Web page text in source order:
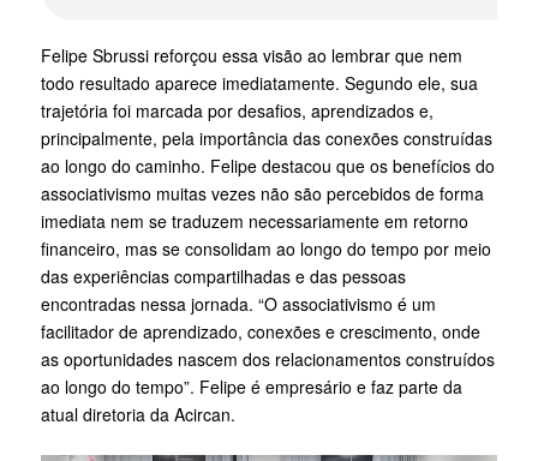
Felipe Sbrussi reforçou essa visão ao lembrar que nem
todo resultado aparece imediatamente. Segundo ele, sua
trajetória foi marcada por desafios, aprendizados e,
principalmente, pela importância das conexões construídas
ao longo do caminho. Felipe destacou que os benefícios do
associativismo muitas vezes não são percebidos de forma
imediata nem se traduzem necessariamente em retorno
financeiro, mas se consolidam ao longo do tempo por meio
das experiências compartilhadas e das pessoas
encontradas nessa jornada. “O associativismo é um
facilitador de aprendizado, conexões e crescimento, onde
as oportunidades nascem dos relacionamentos construídos
ao longo do tempo”. Felipe é empresário e faz parte da
atual diretoria da Acircan.